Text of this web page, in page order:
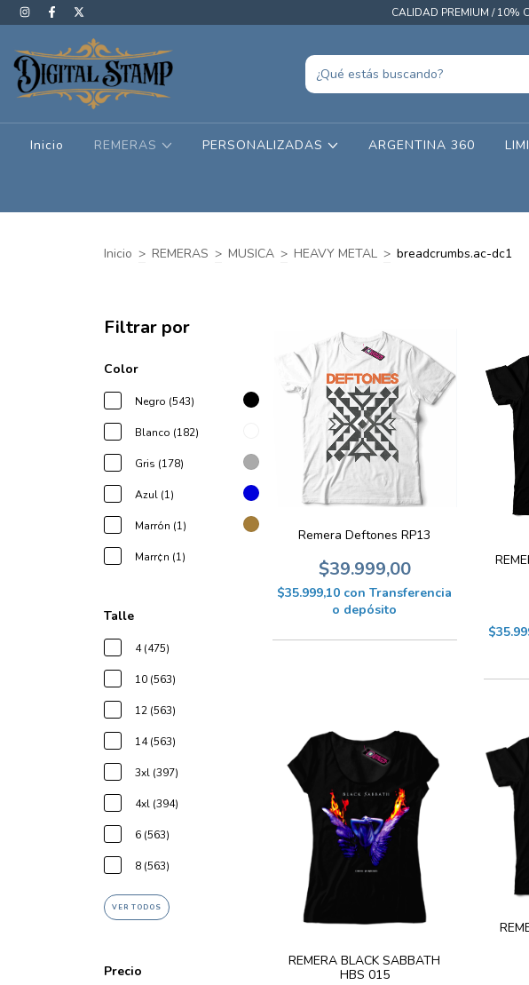
CALIDAD PREMIUM / 10%
Inicio REMERAS PERSONALIZADAS ARGENTINA 360
Inicio > REMERAS > MUSICA > HEAVY METAL > breadcrumbs.ac-dc1
Filtrar por
Color
Negro (543)
Blanco (182)
Gris (178)
Azul (1)
Marrón (1)
Marr¢n (1)
Talle
4 (475)
10 (563)
12 (563)
14 (563)
3xl (397)
4xl (394)
6 (563)
8 (563)
VER TODOS
Precio
Remera Deftones RP13
$39.999,00
$35.999,10 con Transferencia
o depósito
REMERA BLACK SABBATH
HBS 015